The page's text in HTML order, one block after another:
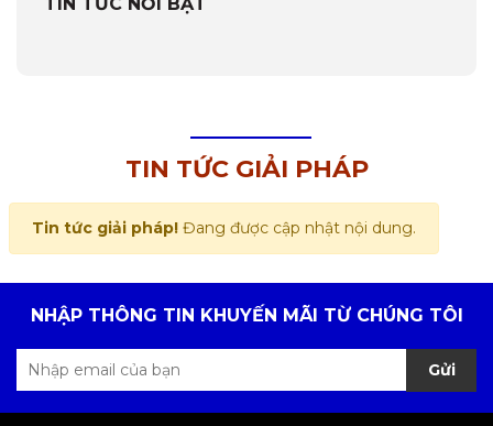
TIN TỨC GIẢI PHÁP
Tin tức giải pháp!Đang được cập nhật nội dung.
NHẬP THÔNG TIN KHUYẾN MÃI TỪ CHÚNG TÔI
Gửi